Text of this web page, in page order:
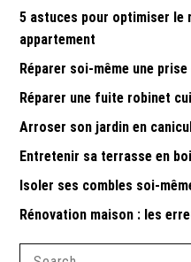
5 astuces pour optimiser le
appartement
Réparer soi-même une
Réparer une fuite robinet
Arroser son jardin en
Entretenir sa terrasse en
Isoler ses combles soi-
Rénovation maison : les
Search